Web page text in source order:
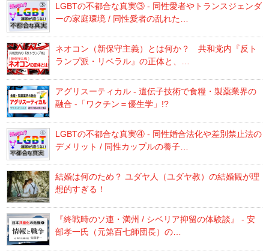
LGBTの不都合な真実③ - 同性愛者やトランスジェンダ
ーの家庭環境 / 同性愛者の乱れた…
ネオコン（新保守主義）とは何か？ 共和党内『反ト
ランプ派・リベラル』の正体と、…
アグリスーティカル - 遺伝子技術で食糧・製薬業界の
融合 -「ワクチン＝優生学」!?
LGBTの不都合な真実④ - 同性婚合法化や差別禁止法の
デメリット / 同性カップルの養子…
結婚は何のため？ ユダヤ人（ユダヤ教）の結婚観が理
想的すぎる！
『終戦時のソ連・満州 / シベリア抑留の体験談』 - 安
部孝一氏（元第百七師団長）の…